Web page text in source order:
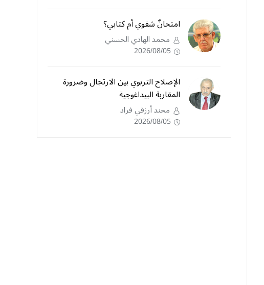
امتحانٌ شفوي أم كتابي؟
محمد الهادي الحسني
2026/08/05
الإصلاح التربوي بين الارتجال وضرورة
المقاربة البيداغوجية
محند أرزقي فراد
2026/08/05